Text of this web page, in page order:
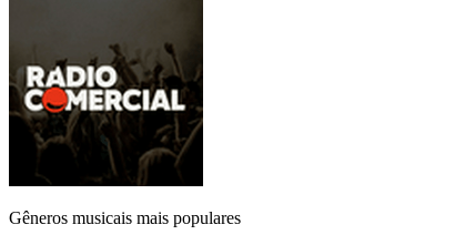
Gêneros musicais mais populares